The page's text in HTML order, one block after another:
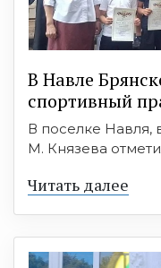
В Навле
спортивный
В поселке Навля,
М. Князева
Читать далее